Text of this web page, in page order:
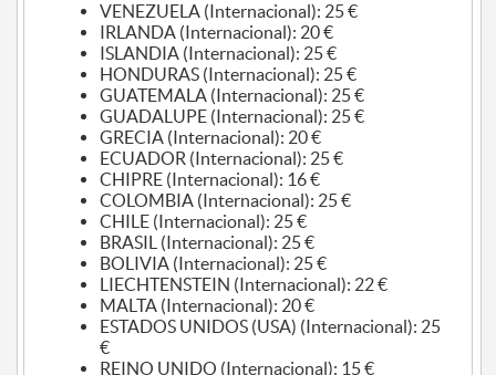
VENEZUELA (Internacional): 25 €
IRLANDA (Internacional): 20 €
ISLANDIA (Internacional): 25 €
HONDURAS (Internacional): 25 €
GUATEMALA (Internacional): 25 €
GUADALUPE (Internacional): 25 €
GRECIA (Internacional): 20 €
ECUADOR (Internacional): 25 €
CHIPRE (Internacional): 16 €
COLOMBIA (Internacional): 25 €
CHILE (Internacional): 25 €
BRASIL (Internacional): 25 €
BOLIVIA (Internacional): 25 €
LIECHTENSTEIN (Internacional): 22 €
MALTA (Internacional): 20 €
ESTADOS UNIDOS (USA) (Internacional): 25
€
REINO UNIDO (Internacional): 15 €